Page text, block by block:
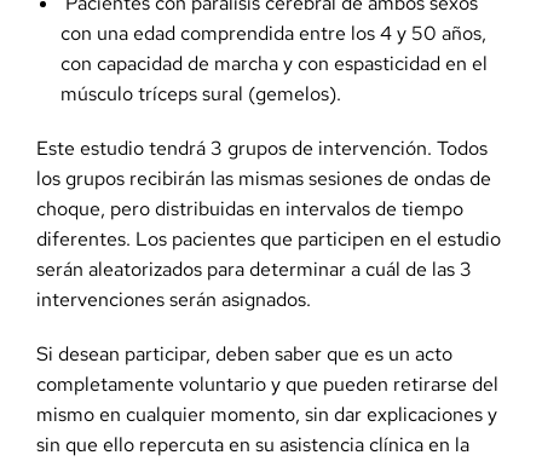
con una edad comprendida entre los 4 y 50 años,
con capacidad de marcha y con espasticidad en el
músculo tríceps sural (gemelos).
Este estudio tendrá 3 grupos de intervención. Todos
los grupos recibirán las mismas sesiones de ondas de
choque, pero distribuidas en intervalos de tiempo
diferentes. Los pacientes que participen en el estudio
serán aleatorizados para determinar a cuál de las 3
intervenciones serán asignados.
Si desean participar, deben saber que es un acto
completamente voluntario y que pueden retirarse del
mismo en cualquier momento, sin dar explicaciones y
sin que ello repercuta en su asistencia clínica en la